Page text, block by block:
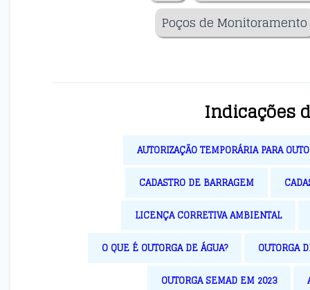
Poços de Monitoramento
Indicações
AUTORIZAÇÃO TEMPORÁRIA PARA
CADASTRO DE BARRAGEM
LICENÇA CORRETIVA AMBIENTAL
O QUE É OUTORGA DE ÁGUA? OUTORGA
OUTORGA SEMAD EM 2023